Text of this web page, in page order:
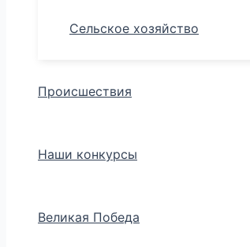
Сельское хозяйство
Происшествия
Наши конкурсы
Великая Победа